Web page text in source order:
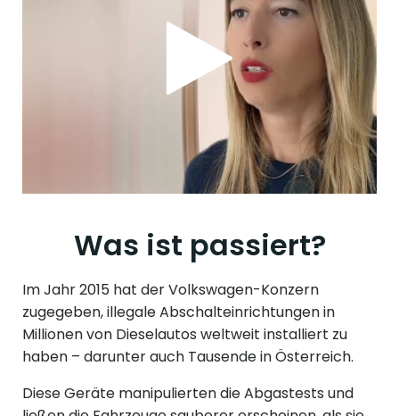
Was ist passiert?
Im Jahr 2015 hat der Volkswagen-Konzern
zugegeben, illegale Abschalteinrichtungen in
Millionen von Dieselautos weltweit installiert zu
haben – darunter auch Tausende in Österreich.
Diese Geräte manipulierten die Abgastests und